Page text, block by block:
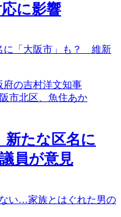
に影響
に「大阪市」も？ 維新
新たな区名に
員が意見
い…家族とはぐれた男の